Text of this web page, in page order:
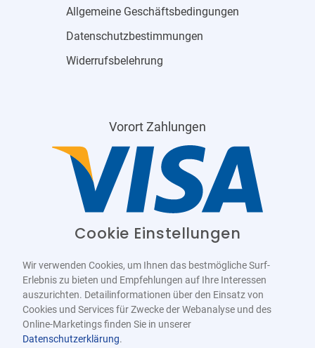
Allgemeine Geschäftsbedingungen
Datenschutzbestimmungen
Widerrufsbelehrung
Vorort Zahlungen
Cookie Einstellungen
Wir verwenden Cookies, um Ihnen das bestmögliche Surf-
Erlebnis zu bieten und Empfehlungen auf Ihre Interessen
auszurichten. Detailinformationen über den Einsatz von
Cookies und Services für Zwecke der Webanalyse und des
Online-Marketings finden Sie in unserer
Datenschutzerklärung.